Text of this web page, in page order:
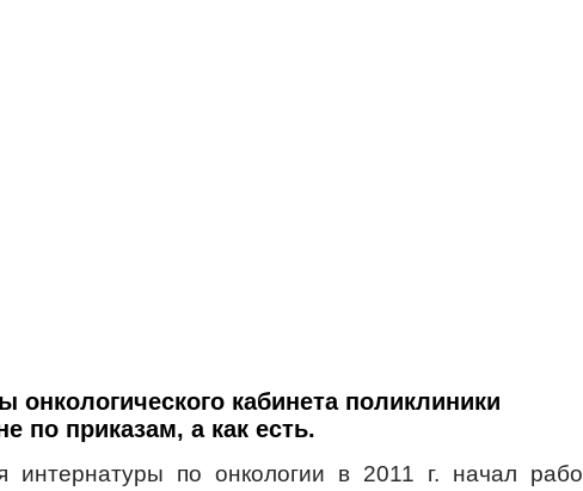
онкологического кабинета поликлиники
по приказам, а как есть.
интернатуры по онкологии в 2011 г. начал